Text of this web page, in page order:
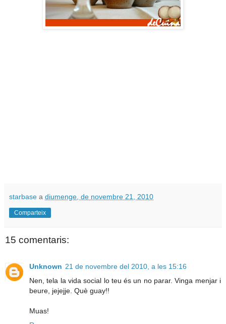
starbase a diumenge, de novembre 21, 2010
Comparteix
15 comentaris:
Unknown 21 de novembre del 2010, a les 15:16
Nen, tela la vida social lo teu és un no parar. Vinga menjar i
beure, jejejje. Què guay!!
Muas!